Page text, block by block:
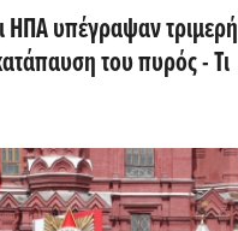
ΗΠΑ υπέγραψαν τριμερή
του πυρός - Τι